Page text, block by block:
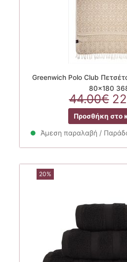
Greenwich Polo Club
80×180
44.00€
Προσθήκη στο
Άμεση παραλαβή /
20%